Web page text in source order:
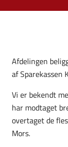
Afdelingen
af Sparekassen
Vi er bekendt
har modtaget
overtaget de
Mors.